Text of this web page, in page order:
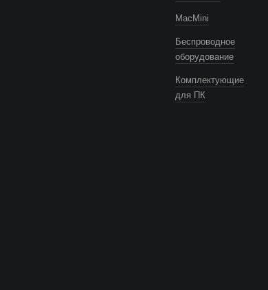
MacMini
Беспроводное
оборудование
Комплектующие
для ПК